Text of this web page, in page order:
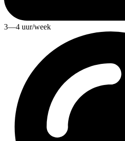
3—4 uur/week